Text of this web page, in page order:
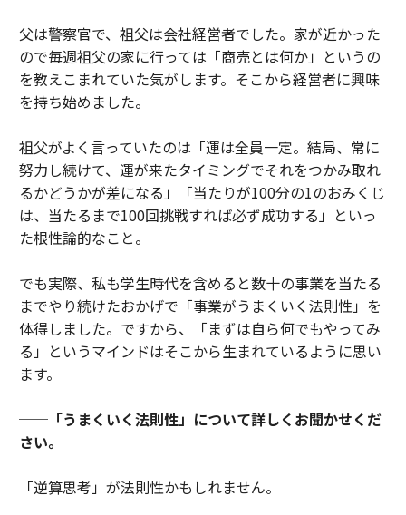
父は警察官で、祖父は会社経営者でした。家が近かった
ので毎週祖父の家に行っては「商売とは何か」というの
を教えこまれていた気がします。そこから経営者に興味
を持ち始めました。
祖父がよく言っていたのは「運は全員一定。結局、常に
努力し続けて、運が来たタイミングでそれをつかみ取れ
るかどうかが差になる」「当たりが100分の1のおみくじ
は、当たるまで100回挑戦すれば必ず成功する」といっ
た根性論的なこと。
でも実際、私も学生時代を含めると数十の事業を当たる
までやり続けたおかげで「事業がうまくいく法則性」を
体得しました。ですから、「まずは自ら何でもやってみ
る」というマインドはそこから生まれているように思い
ます。
──「うまくいく法則性」について詳しくお聞かせくだ
さい。
「逆算思考」が法則性かもしれません。